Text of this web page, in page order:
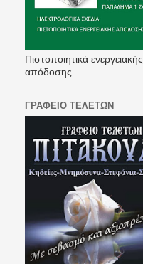
Πιστοποιητικά ενεργειακής
απόδοσης
ΓΡΑΦΕΙΟ ΤΕΛΕΤΩΝ